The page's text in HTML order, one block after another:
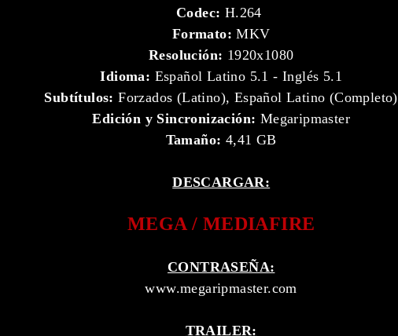
Codec: H.264
Formato: MKV
Resolución: 1920x1080
Idioma: Español Latino 5.1 - Inglés 5.1
Subtítulos: Forzados (Latino), Español Latino (Completo)
Edición y Sincronización: Megaripmaster
Tamaño: 4,41 GB
DESCARGAR:
MEGA / MEDIAFIRE
CONTRASEÑA:
www.megaripmaster.com
TRAILER: